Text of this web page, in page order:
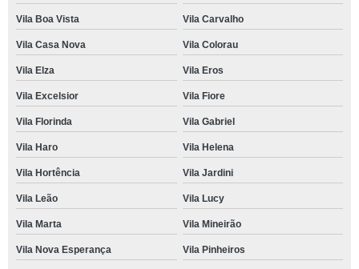
Vila Boa Vista Vila Carvalho
Vila Casa Nova Vila Colorau
Vila Elza Vila Eros
Vila Excelsior Vila Fiore
Vila Florinda Vila Gabriel
Vila Haro Vila Helena
Vila Hortência Vila Jardini
Vila Leão Vila Lucy
Vila Marta Vila Mineirão
Vila Nova Esperança Vila Pinheiros